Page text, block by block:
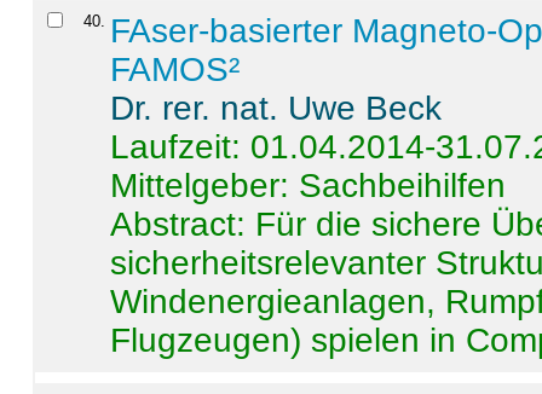
40. FAser-basierter Magneto-
FAMOS²
Dr. rer. nat. Uwe Beck
Laufzeit: 01.04.2014-
Mittelgeber: Sachbeihilfen
Abstract: Für die sichere
sicherheitsrelevanter
Windenergieanlagen,
Flugzeugen) spielen in